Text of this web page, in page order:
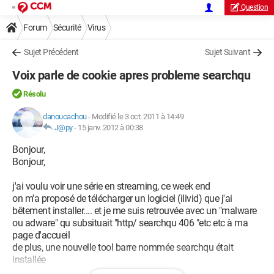
Question
Forum Sécurité Virus
Sujet Précédent Sujet Suivant
Voix parle de cookie apres probleme searchqu
Résolu
danoucachou- Modifié le 3 oct. 2011 à 14:49
J@py- 15 janv. 2012 à 00:38
Bonjour,
Bonjour,
j'ai voulu voir une série en streaming, ce week end
on m'a proposé de télécharger un logiciel (ilivid) que j'ai
bêtement installer.... et je me suis retrouvée avec un "malware
ou adware" qu subsituait "http/ searchqu 406 "etc etc à ma
page d'accueil
de plus, une nouvelle tool barre nommée searchqu était
installée